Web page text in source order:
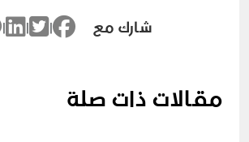
شارك مع
مقالات ذات صلة